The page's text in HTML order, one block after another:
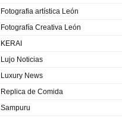
Fotografia artística León
Fotografía Creativa León
KERAI
Lujo Noticias
Luxury News
Replica de Comida
Sampuru